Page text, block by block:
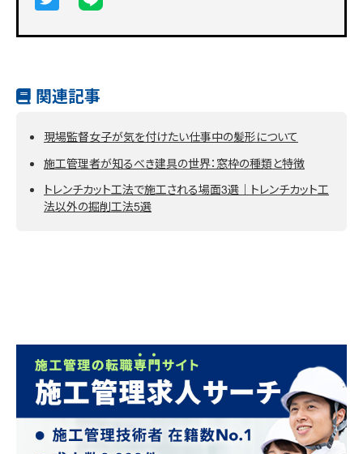
関連記事
現場監督女子が気を付けたい仕事中の髪形について
施工管理者が知るべき建具の世界：窓枠の種類と特徴
トレンチカット工法で施工される場面3選｜トレンチカット工
法以外の掘削工法5選